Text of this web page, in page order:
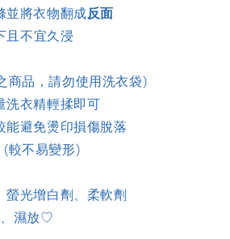
並將衣物翻成反面
且不宜久浸
商品，請勿使用洗衣袋)
洗衣精輕揉即可
能避免燙印損傷脫落
較不易變形)
螢光增白劑、柔軟劑
濕放♡